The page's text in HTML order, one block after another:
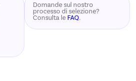
Domande sul nostro
processo di selezione?
Consulta le FAQ.